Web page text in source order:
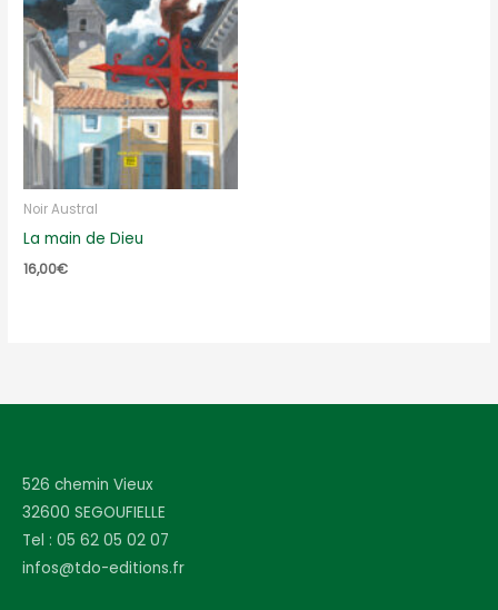
Noir Austral
La main de Dieu
16,00€
526 chemin Vieux
32600 SEGOUFIELLE
Tel : 05 62 05 02 07
infos@tdo-editions.fr